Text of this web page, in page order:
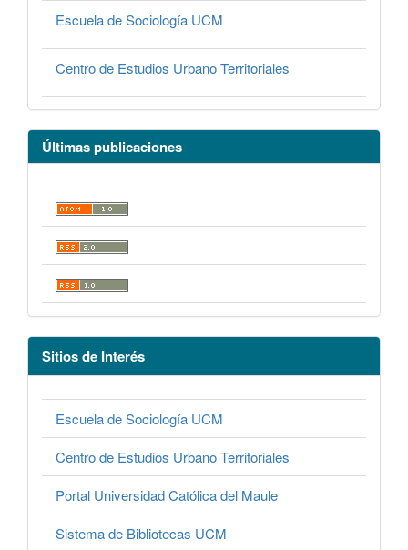
Escuela de Sociología UCM
Centro de Estudios Urbano Territoriales
Últimas publicaciones
Sitios de Interés
Escuela de Sociología UCM
Centro de Estudios Urbano Territoriales
Portal Universidad Católica del Maule
Sistema de Bibliotecas UCM